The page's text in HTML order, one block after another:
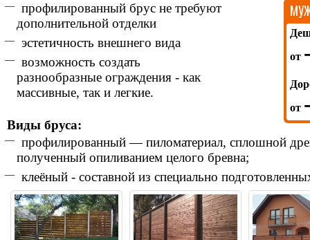
от
от
профилированный брус не требуют
дополнительной отделки
эстетичность внешнего вида
возможность создать
разнообразные ограждения - как
массивные, так и легкие.
Виды бруса:
профилированный — пиломатериал, сплошной
полученный опиливанием целого бревна;
клеёный - составной из специально